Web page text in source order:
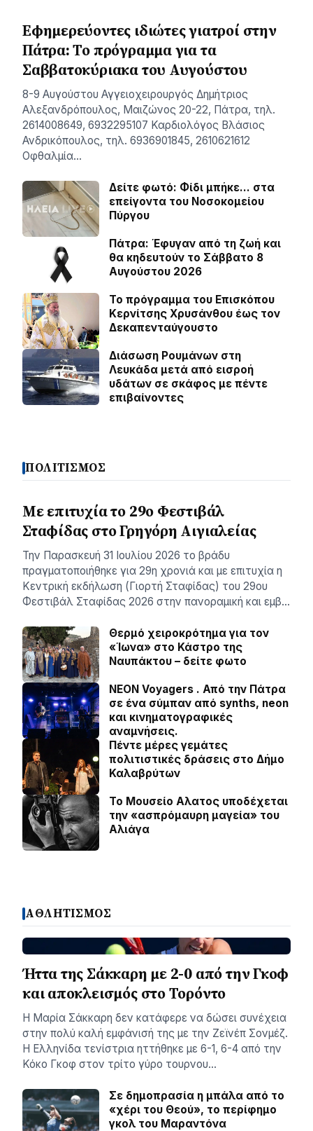
Εφημερεύοντες ιδιώτες γιατροί στην
Πάτρα: Το πρόγραμμα για τα
Σαββατοκύριακα του Αυγούστου
8-9 Αυγούστου Αγγειοχειρουργός Δημήτριος
Αλεξανδρόπουλος, Μαιζώνος 20-22, Πάτρα, τηλ.
2614008649, 6932295107 Καρδιολόγος Βλάσιος
Ανδρικόπουλος, τηλ. 6936901845, 2610621612
Οφθαλμία…
Δείτε φωτό: Φίδι μπήκε… στα
επείγοντα του Νοσοκομείου
Πύργου
Πάτρα: Έφυγαν από τη ζωή και
θα κηδευτούν το Σάββατο 8
Αυγούστου 2026
Το πρόγραμμα του Επισκόπου
Κερνίτσης Χρυσάνθου έως τον
Δεκαπενταύγουστο
Διάσωση Ρουμάνων στη
Λευκάδα μετά από εισροή
υδάτων σε σκάφος με πέντε
επιβαίνοντες
ΠΟΛΙΤΙΣΜΟΣ
Με επιτυχία το 29ο Φεστιβάλ
Σταφίδας στο Γρηγόρη Aιγιαλείας
Την Παρασκευή 31 Ιουλίου 2026 το βράδυ
πραγματοποιήθηκε για 29η χρονιά και με επιτυχία η
Κεντρική εκδήλωση (Γιορτή Σταφίδας) του 29ου
Φεστιβάλ Σταφίδας 2026 στην πανοραμική και εμβ…
Θερμό χειροκρότημα για τον
«Ίωνα» στο Κάστρο της
Ναυπάκτου – δείτε φωτο
NEON Voyagers . Από την Πάτρα
σε ένα σύμπαν από synths, neon
και κινηματογραφικές
αναμνήσεις.
Πέντε μέρες γεμάτες
πολιτιστικές δράσεις στο Δήμο
Καλαβρύτων
Το Μουσείο Αλατος υποδέχεται
την «ασπρόμαυρη μαγεία» του
Αλιάγα
ΑΘΛΗΤΙΣΜΟΣ
Ήττα της Σάκκαρη με 2-0 από την Γκοφ
και αποκλεισμός στο Τορόντο
Η Μαρία Σάκκαρη δεν κατάφερε να δώσει συνέχεια
στην πολύ καλή εμφάνισή της με την Ζεϊνέπ Σονμέζ.
Η Ελληνίδα τενίστρια ηττήθηκε με 6-1, 6-4 από την
Κόκο Γκοφ στον τρίτο γύρο τουρνου…
Σε δημοπρασία η μπάλα από το
«χέρι του Θεού», το περίφημο
γκολ του Μαραντόνα